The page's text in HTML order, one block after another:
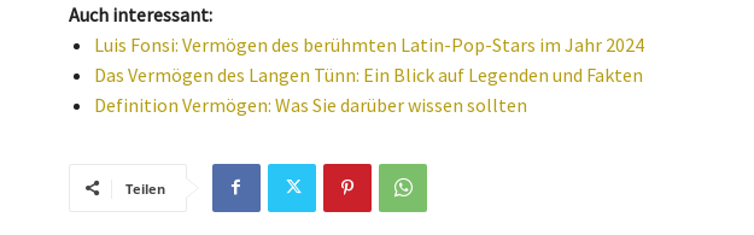
Auch interessant:
Luis Fonsi: Vermögen des berühmten Latin-Pop-Stars im Jahr 2024
Das Vermögen des Langen Tünn: Ein Blick auf Legenden und Fakten
Definition Vermögen: Was Sie darüber wissen sollten
Teilen